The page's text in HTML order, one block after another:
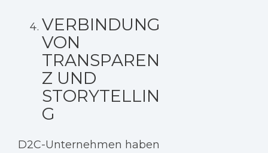
VERBINDUNG
VON
TRANSPAREN
Z UND
STORYTELLIN
G
D2C-Unternehmen haben